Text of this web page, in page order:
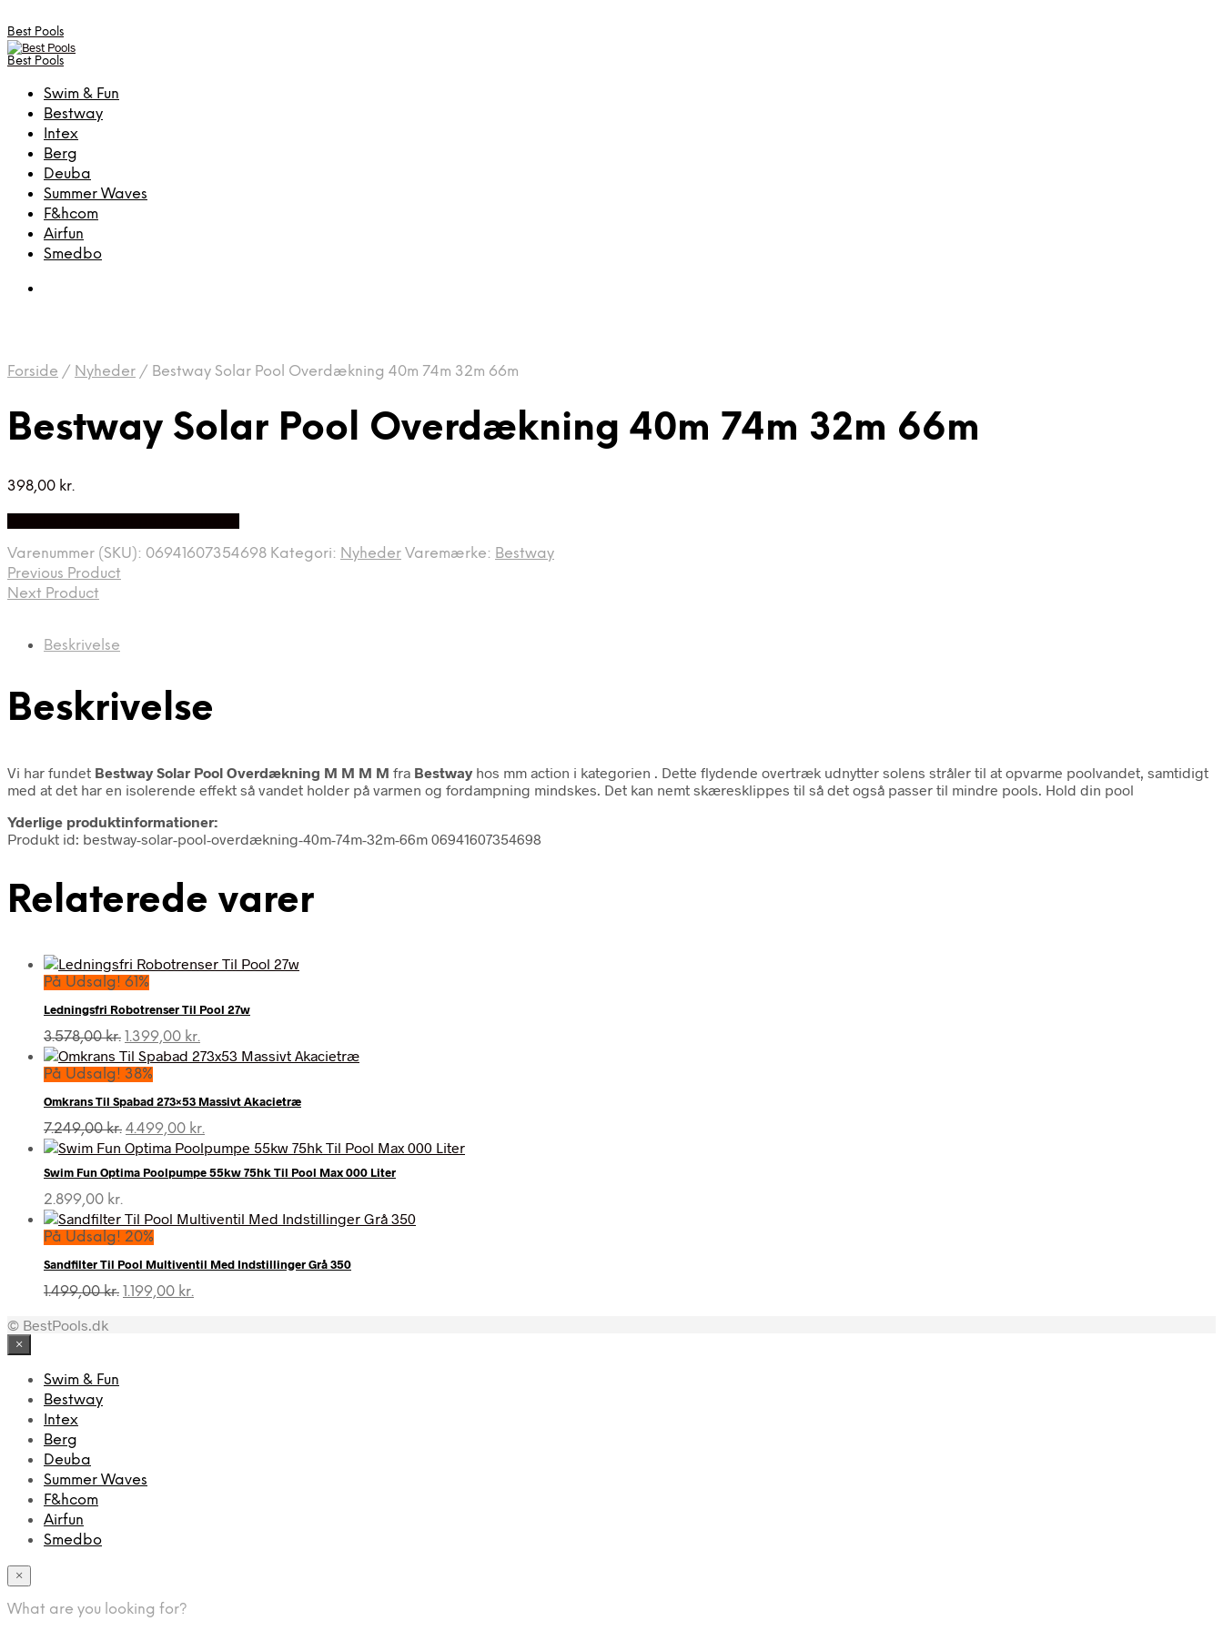
Best Pools
Best Pools
Swim & Fun
Bestway
Intex
Berg
Deuba
Summer Waves
F&hcom
Airfun
Smedbo
Forside / Nyheder / Bestway Solar Pool Overdækning 40m 74m 32m 66m
Bestway Solar Pool Overdækning 40m 74m 32m 66m
398,00 kr.
Varenummer (SKU): 06941607354698 Kategori: Nyheder Varemærke: Bestway
Previous Product
Next Product
Beskrivelse
Beskrivelse
Vi har fundet Bestway Solar Pool Overdækning M M M M fra Bestwayhos mm action i kategorien
. Dette flydende overtræk udnytter solens stråler til at opvarme poolvandet, samtidigt
med at det har en isolerende effekt så vandet holder på varmen og fordampning mindskes. Det kan nemt skæresklippes til så det også passer til mindre pools. Hold din pool
Yderlige produktinformationer:
Produkt id: bestway-solar-pool-overdækning-40m-74m-32m-66m 06941607354698
Relaterede varer
På Udsalg! 61%
Ledningsfri Robotrenser Til Pool 27w
3.578,00kr. Den
oprindelige
pris
3.578,00 kr..
1.399,00 kr.
aktuelle
1.399,00 kr..
På Udsalg! 38%
Omkrans Til Spabad 273×53 Massivt Akacietræ
7.249,00kr. Den
oprindelige
var:
4.499,00 kr.
aktuelle
er:
Swim Fun Optima Poolpumpe 55kw 75hk Til Pool Max 000 Liter
2.899,00 kr.
På Udsalg! 20%
Sandfilter Til Pool Multiventil Med Indstillinger Grå 350
1.499,00kr. Den
1.199,00 kr.
© BestPools.dk
×
Swim & Fun
Bestway
Intex
Berg
Deuba
Summer Waves
F&hcom
Airfun
Smedbo
×
What are you looking for?